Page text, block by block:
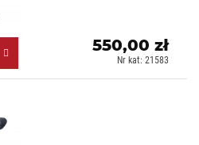
(F)
550,00 zł
Nr kat: 21583